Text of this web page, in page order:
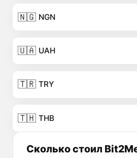
🇳🇬 NGN
🇺🇦 UAH
🇹🇷 TRY
🇹🇭 THB
Сколько стоил